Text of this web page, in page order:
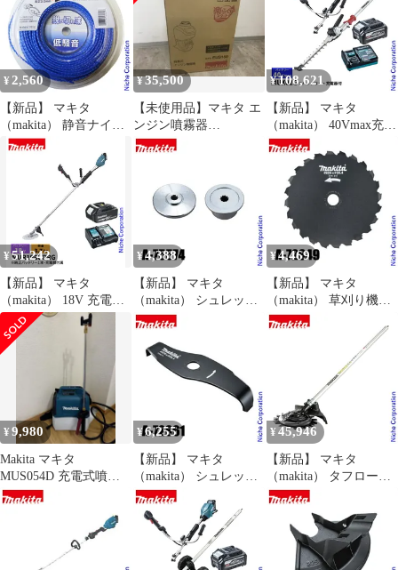
ー
¥ 2,560
【新品】 マキタ
（makita） 静音ナイロ
ンコード50m巻 A-37596
3.0mm 刈払機 草刈り機
アクセサリー
¥35,500
【未使用品】マキタ エ
ンジン噴霧器
EUS150 未使用長期保
¥108,621
【新品】 マキタ
（makita） 40Vmax充電
式スプリットUハンド
ル畦刈ヘッジトリマ バ
ッテリー ・充電器付き
草刈機 刈払機 刈払い機
充電式 バッテリー式
¥ 51,242
【新品】 マキタ
（makita） 18V 充電式
草刈機 Uハンドル バッ
テリー ・充電器付き
MUR196UDRG 草刈機
刈払機 刈払い機 充電式
バッテリー式 両手ハン
¥4,388
【新品】 マキタ
（makita） シュレッダ
ーブレード付属セット
¥4,469
【新品】 マキタ
（makita） 草刈り機用
チゼル刃 A-72849 草刈
機 刈払機 刈払い機 ア
¥9,980
Makita マキタ
MUS054D 充電式噴霧
器18V 5L 本体 害虫駆
¥6,255
【新品】 マキタ
（makita） シュレッダ
ー刃 A-72861 草刈機 刈
払機 刈払い機 アクセサ
リー
¥ 45,946
【新品】 マキタ
（makita） タフロータ
リーハサミ刃アタッチ
メント EM407MP A-
71582 草刈機 刈払機 刈
払い機 アクセサリー